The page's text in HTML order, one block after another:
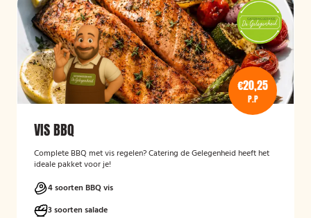
€20,25
P.P
VIS BBQ
Complete BBQ met vis regelen? Catering de Gelegenheid heeft het
ideale pakket voor je!
4 soorten BBQ vis
3 soorten salade